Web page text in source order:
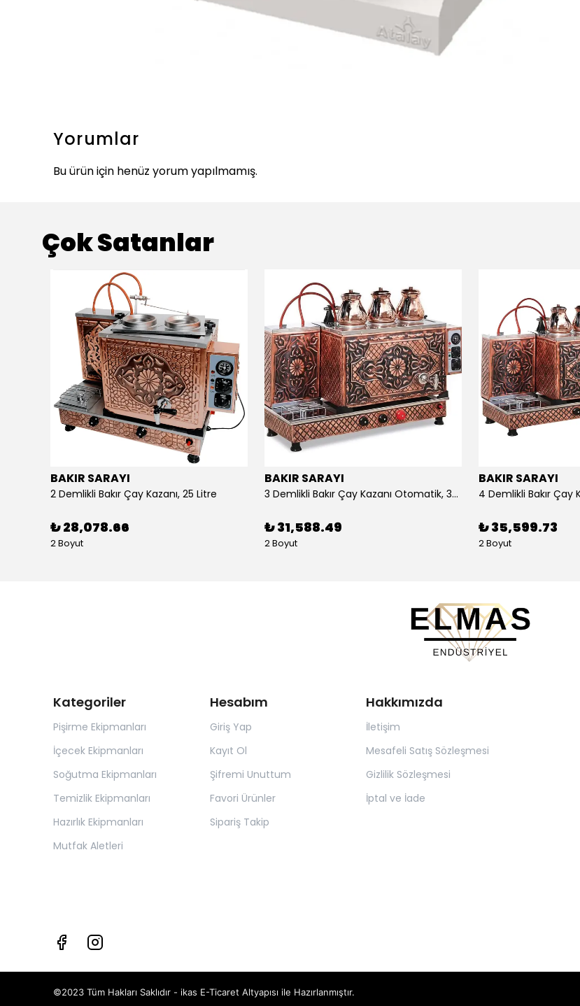
Yorumlar
Bu ürün için henüz yorum yapılmamış.
Çok Satanlar
BAKIR SARAYI
2 Demlikli Bakır Çay Kazanı, 25 Litre
₺ 28,078.66
2 Boyut
BAKIR SARAYI
3 Demlikli Bakır Çay Kazanı Otomatik, 30 Litre
₺ 31,588.49
2 Boyut
BAKIR SARAYI
₺ 35,599.73
2 Boyut
Kategoriler
Pişirme Ekipmanları
İçecek Ekipmanları
Soğutma Ekipmanları
Temizlik Ekipmanları
Hazırlık Ekipmanları
Mutfak Aletleri
Hesabım
Giriş Yap
Kayıt Ol
Şifremi Unuttum
Favori Ürünler
Sipariş Takip
Hakkımızda
İletişim
Mesafeli Satış Sözleşmesi
Gizlilik Sözleşmesi
İptal ve İade
©2023 Tüm Hakları Saklıdır - ikas E-Ticaret Altyapısı ile Hazırlanmıştır.